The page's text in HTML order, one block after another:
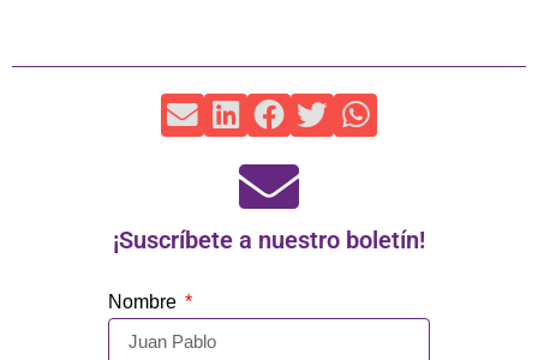
¡Suscríbete a nuestro boletín!
Nombre